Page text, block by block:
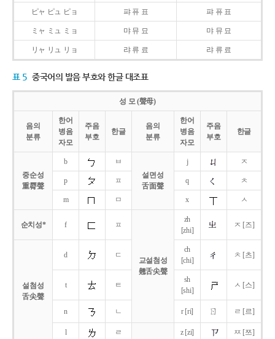
ピャ ピュ ピョ 퍄 퓨 표 퍄 퓨 표
ミャ ミュ ミョ 먀 뮤 묘 먀 뮤 묘
リャ リュ リョ 랴 류 료 랴 류 료
표 5 중국어의 발음 부호와 한글 대조표
성 모 (聲母)
음의
분류
한어
병음
자모
주음
부호
한글
음의
분류
한어
병음
자모
주음
부호
한글
중순성
重脣聲
b
ㅂ
설면성
舌面聲
j ㅈ
p ㅍ q ㅊ
m ㅁ x ㅅ
순치성* f ㅍ
교설첨성
翹舌尖聲
zh
[zhi]
ㅈ [즈]
설첨성
舌尖聲
d ㄷ
ch
[chi]
ㅊ [츠]
t ㅌ
sh
[shi]
ㅅ [스]
n ㄴ r [ri] ㄖ ㄹ [르]
l
ㄹ
z [zi] ㅉ [쯔]